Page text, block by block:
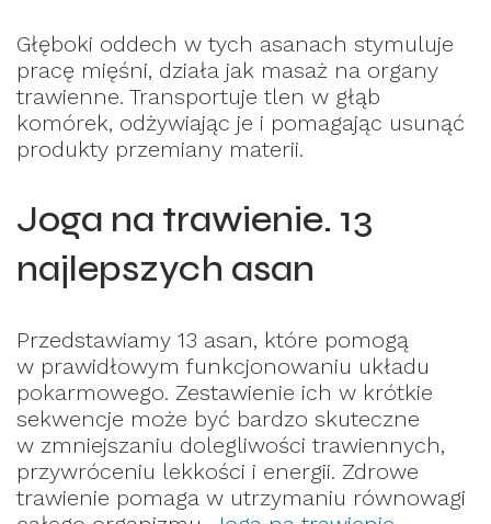
Głęboki oddech w tych asanach stymuluje
pracę mięśni, działa jak masaż na organy
trawienne. Transportuje tlen w głąb
komórek, odżywiając je i pomagając usunąć
produkty przemiany materii.
Joga na trawienie. 13
najlepszych asan
Przedstawiamy 13 asan, które pomogą
w prawidłowym funkcjonowaniu układu
pokarmowego. Zestawienie ich w krótkie
sekwencje może być bardzo skuteczne
w zmniejszaniu dolegliwości trawiennych,
przywróceniu lekkości i energii. Zdrowe
trawienie pomaga w utrzymaniu równowagi